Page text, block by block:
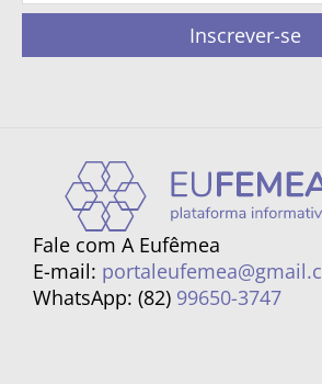
Inscrever-se
Fale com A Eufêmea
E-mail:
WhatsApp: (82) 99650-3747